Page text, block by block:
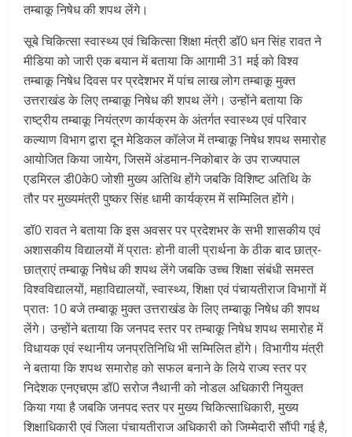
तम्बाकू निषेध की शपथ लेंगे।
सूबे चिकित्सा स्वास्थ्य एवं चिकित्सा शिक्षा मंत्री डॉ0 धन सिंह रावत ने
मीडिया को जारी एक बयान में बताया कि आगामी 31 मई को विश्व
तम्बाकू निषेध दिवस पर प्रदेशभर में पांच लाख लोग तम्बाकू मुक्त
उत्तराखंड के लिए तम्बाकू निषेध की शपथ लेंगे। उन्होंने बताया कि
राष्ट्रीय तम्बाकू नियंत्रण कार्यक्रम के अंतर्गत स्वास्थ्य एवं परिवार
कल्याण विभाग द्वारा दून मेडिकल कॉलेज में तम्बाकू निषेध शपथ समारोह
आयोजित किया जायेग, जिसमें अंडमान-निकोबार के उप राज्यपाल
एडमिरल डी0के0 जोशी मुख्य अतिथि होंगे जबकि विशिष्ट अतिथि के
तौर पर मुख्यमंत्री पुष्कर सिंह धामी कार्यक्रम में सम्मिलित होंगे।
डॉ0 रावत ने बताया कि इस अवसर पर प्रदेशभर के सभी शासकीय एवं
अशासकीय विद्यालयों में प्रातः होनी वाली प्रार्थना के ठीक बाद छात्र-
छात्राएं तम्बाकू निषेध की शपथ लेंगे जबकि उच्च शिक्षा संबंधी समस्त
विश्वविद्यालयों, महाविद्यालयों, स्वास्थ्य, शिक्षा एवं पंचायतीराज विभागों में
प्रातः 10 बजे तम्बाकू मुक्त उत्तराखंड के लिए तम्बाकू निषेध की शपथ
लेंगे। उन्होंने बताया कि जनपद स्तर पर तम्बाकू निषेध शपथ समारोह में
विधायक एवं स्थानीय जनप्रतिनिधि भी सम्मिलित होंगे। विभागीय मंत्री
ने बताया कि शपथ समारोह को सफल बनाने के लिये राज्य स्तर पर
निदेशक एनएचएम डॉ0 सरोज नैथानी को नोडल अधिकारी नियुक्त
किया गया है जबकि जनपद स्तर पर मुख्य चिकित्साधिकारी, मुख्य
शिक्षाधिकारी एवं जिला पंचायतीराज अधिकारी को जिम्मेदारी सौंपी गई है,